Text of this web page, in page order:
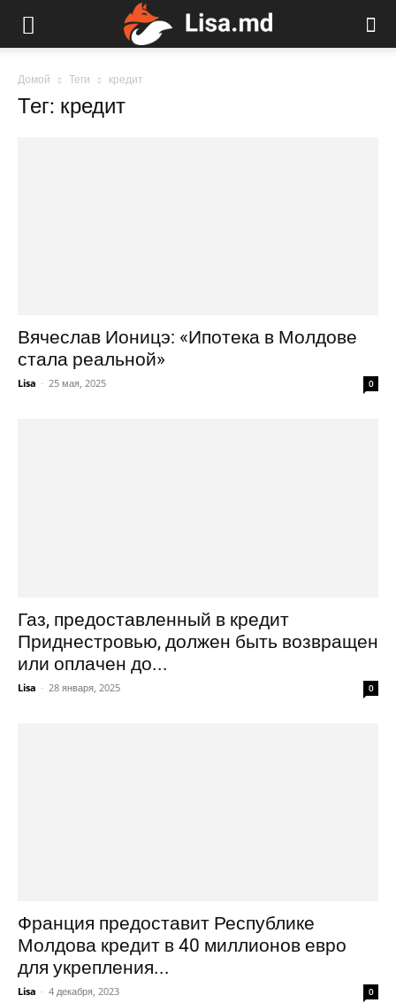
Домой Теги кредит
Тег: кредит
Вячеслав Ионицэ: «Ипотека в Молдове
стала реальной»
Lisa - 25 мая, 2025 0
Газ, предоставленный в кредит
Приднестровью, должен быть возвращен
или оплачен до...
Lisa - 28 января, 2025 0
Франция предоставит Республике
Молдова кредит в 40 миллионов евро
для укрепления...
Lisa - 4 декабря, 2023 0